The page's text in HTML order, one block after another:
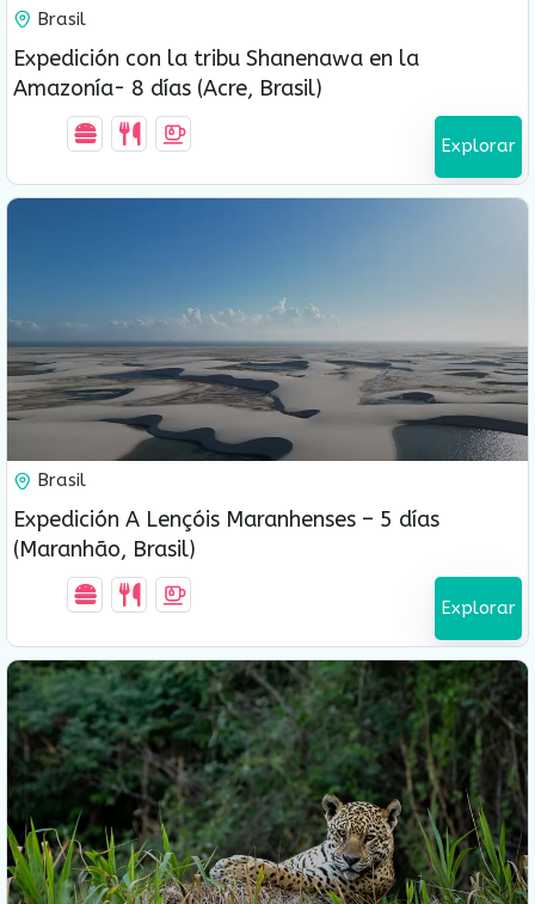
Brasil
Expedición con la tribu Shanenawa en la
Amazonía- 8 días (Acre, Brasil)
Explorar
USD $
Brasil
Expedición A Lençóis Maranhenses – 5 días
(Maranhão, Brasil)
Explorar
USD $1,650.00